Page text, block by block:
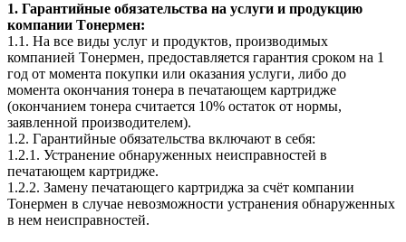
1. Гарантийные обязательства на услуги и продукцию
компании Tонермен:
1.1. На все виды услуг и продуктов, производимых
компанией Tонермен, предоставляется гарантия сроком на 1
год от момента покупки или оказания услуги, либо до
момента окончания тонера в печатающем картридже
(окончанием тонера считается 10% остаток от нормы,
заявленной производителем).
1.2. Гарантийные обязательства включают в себя:
1.2.1. Устранение обнаруженных неисправностей в
печатающем картридже.
1.2.2. Замену печатающего картриджа за счёт компании
Тонермен в случае невозможности устранения обнаруженных
в нем неисправностей.